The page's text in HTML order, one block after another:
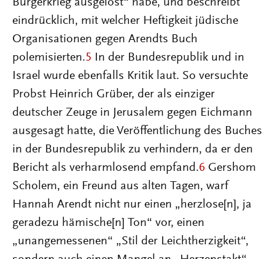
Bürgerkrieg ausgelöst“ habe, und beschreibt
eindrücklich, mit welcher Heftigkeit jüdische
Organisationen gegen Arendts Buch
polemisierten.5 In der Bundesrepublik und in
Israel wurde ebenfalls Kritik laut. So versuchte
Probst Heinrich Grüber, der als einziger
deutscher Zeuge in Jerusalem gegen Eichmann
ausgesagt hatte, die Veröffentlichung des Buches
in der Bundesrepublik zu verhindern, da er den
Bericht als verharmlosend empfand.6 Gershom
Scholem, ein Freund aus alten Tagen, warf
Hannah Arendt nicht nur einen „herzlose[n], ja
geradezu hämische[n] Ton“ vor, einen
„unangemessenen“ „Stil der Leichtherzigkeit“,